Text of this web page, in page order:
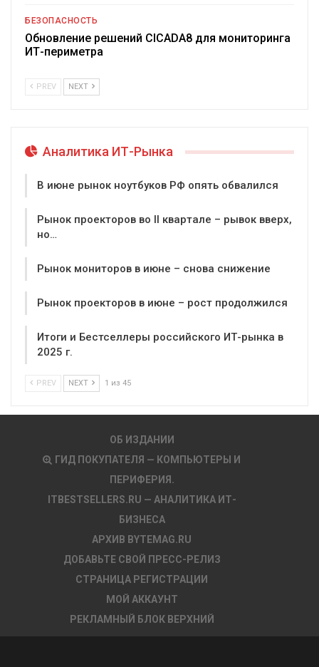
БЕЗОПАСНОСТЬ
Обновление решений CICADA8 для мониторинга
ИТ-периметра
PREV NEXT
Аналитика ИТ-Рынка
В июне рынок ноутбуков РФ опять обвалился
Рынок проекторов во II квартале – рывок вверх,
но…
Рынок мониторов в июне – снова снижение
Рынок проекторов в июне – рост продолжился
Итоги и Бестселлеры российского ИТ-рынка в
2025 г.
PREV NEXT 1 из 45
ОБ ИЗДАНИИ
ГИД ПОКУПАТЕЛЯ — КОМПЬЮТЕРЫ И
ПЕРИФЕРИЯ.
ITBESTSELLERS.RU — АНАЛИТИКА ИТ-
БИЗНЕСА
АРХИВ BYTEMAG.RU
ДОБАВЬТЕ СВОЙ ПРЕСС-РЕЛИЗ
СТРАНИЦА РЕГИСТРАЦИИ
МОЙ АККАУНТ
РЕКЛАМНЫЙ БЛОК ВЕРХНИЙ